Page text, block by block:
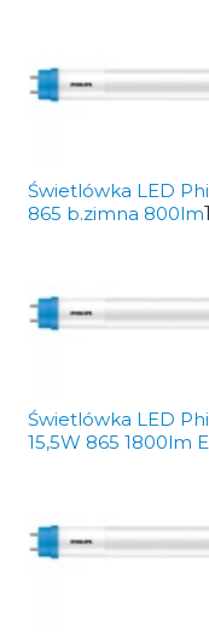
Świetlówka LED
865 b.zimna 800lm
Świetlówka LED
15,5W 865 1800lm